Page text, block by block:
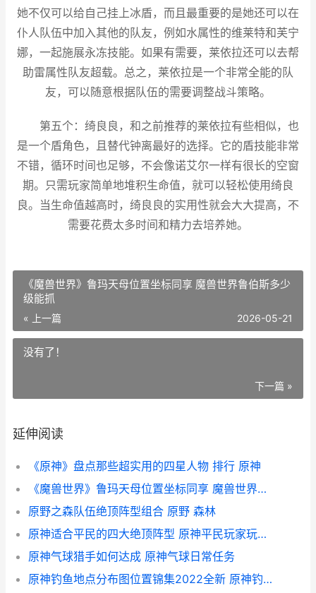
她不仅可以给自己挂上冰盾，而且最重要的是她还可以在
仆人队伍中加入其他的队友，例如水属性的维莱特和芙宁
娜，一起施展永冻技能。如果有需要，莱依拉还可以去帮
助雷属性队友超载。总之，莱依拉是一个非常全能的队
友，可以随意根据队伍的需要调整战斗策略。
第五个：绮良良，和之前推荐的莱依拉有些相似，也
是一个盾角色，且替代钟离最好的选择。它的盾技能非常
不错，循环时间也足够，不会像诺艾尔一样有很长的空窗
期。只需玩家简单地堆积生命值，就可以轻松使用绮良
良。当生命值越高时，绮良良的实用性就会大大提高，不
需要花费太多时间和精力去培养她。
《魔兽世界》鲁玛天母位置坐标同享 魔兽世界鲁伯斯多少
级能抓
« 上一篇 2026-05-21
没有了！
下一篇 »
延伸阅读
《原神》盘点那些超实用的四星人物 排行 原神
《魔兽世界》鲁玛天母位置坐标同享 魔兽世界鲁伯斯多少级能抓
原野之森队伍绝顶阵型组合 原野 森林
原神适合平民的四大绝顶阵型 原神平民玩家玩什么职业
原神气球猎手如何达成 原神气球日常任务
原神钓鱼地点分布图位置锦集2022全新 原神钓鱼地点分布图